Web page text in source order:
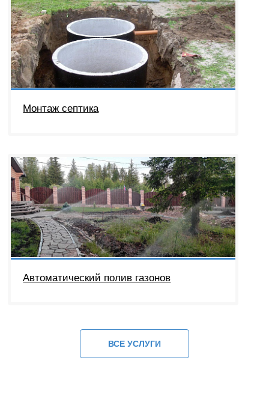
Монтаж септика
Автоматический полив газонов
ВСЕ УСЛУГИ